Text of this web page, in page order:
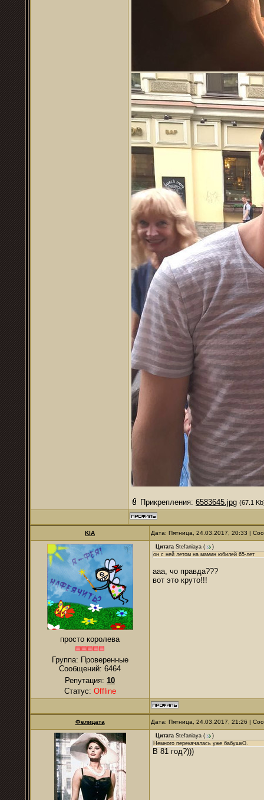
Прикрепления: 6583645.jpg (67.1
KIA Дата: Пятница, 24.03.2017, 20:33 |
просто королева
Группа: Проверенные
Сообщений: 6464
Репутация: 10
Статус: Offline
Цитата Stefaniaya (
)
он с ней летом на мамин юбилей 65-лет
ааа, чо правда???
вот это круто!!!
Фелицата Дата: Пятница, 24.03.2017, 21:26 |
Цитата Stefaniaya (
)
Немного перекачалась уже бабушкО.
В 81 год?)))